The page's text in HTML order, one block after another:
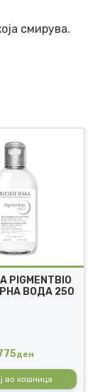
смирува.
PIGMENTBIO
ВОДА 250
ден
во кошница